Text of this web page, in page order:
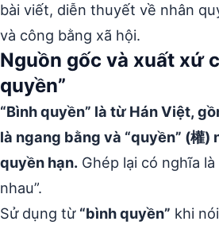
bài viết, diễn thuyết về nhân
và công bằng xã hội.
Nguồn gốc và xuất xứ
quyền”
“Bình quyền” là từ Hán Việt,
là ngang bằng và “quyền” (權)
quyền hạn. Ghép lại có nghĩa
nhau”.
Sử dụng từ “bình quyền” khi